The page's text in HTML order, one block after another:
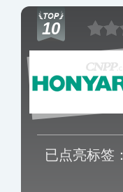
10
已点亮标签：